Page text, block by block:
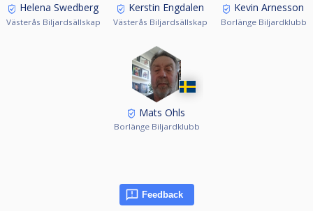
Helena Swedberg
Västerås Biljardsällskap
Kerstin Engdalen
Västerås Biljardsällskap
Kevin Arnesson
Borlänge Biljardklubb
Mats Ohls
Borlänge Biljardklubb
Feedback